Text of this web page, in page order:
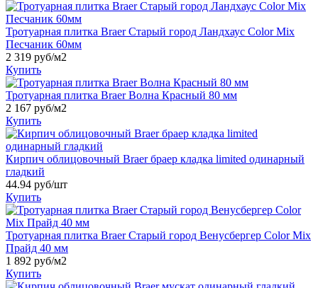
Тротуарная плитка Braer Старый город Ландхаус Color Mix
Песчаник 60мм
2 319 руб/м2
Купить
Тротуарная плитка Braer Волна Красный 80 мм
2 167 руб/м2
Купить
Кирпич облицовочный Braer браер кладка limited одинарный
гладкий
44.94 руб/шт
Купить
Тротуарная плитка Braer Старый город Венусбергер Color Mix
Прайд 40 мм
1 892 руб/м2
Купить